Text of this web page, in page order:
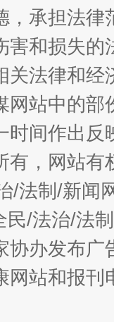
，承担法
害和损失
关法律和
网站中的
时间作出
有，网站
/法制/新闻
民/法治/法
协办发布
网站和报